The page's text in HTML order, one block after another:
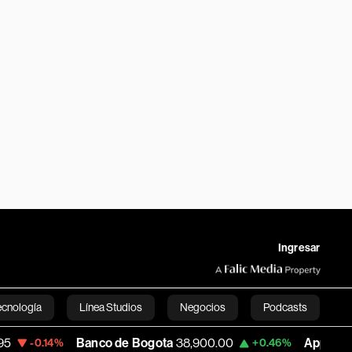
Ingresar
Línea Studios Negocios Podcasts
English
Banco de Bogota 38,900.00 +0.46% Apple 313.305